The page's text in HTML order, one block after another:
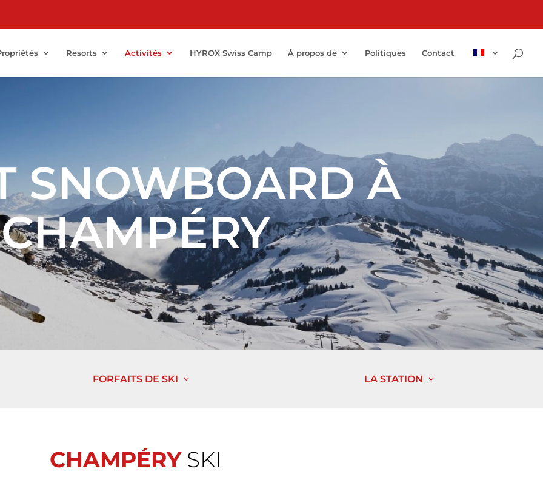
Resorts Activités HYROX Swiss Camp À propos de Politiques Contact
SNOWBOARD À
CHAMPÉRY
FORFAITS DE SKI LA STATION
CHAMPÉRY SKI